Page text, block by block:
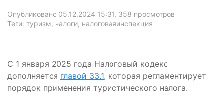
Опубликовано 05.12.2024 15:31, 358 просмотров
Теги: туризм, налоги, налоговаяинспекция
С 1 января 2025 года Налоговый кодекс
дополняется главой 33.1, которая регламентирует
порядок применения туристического налога.